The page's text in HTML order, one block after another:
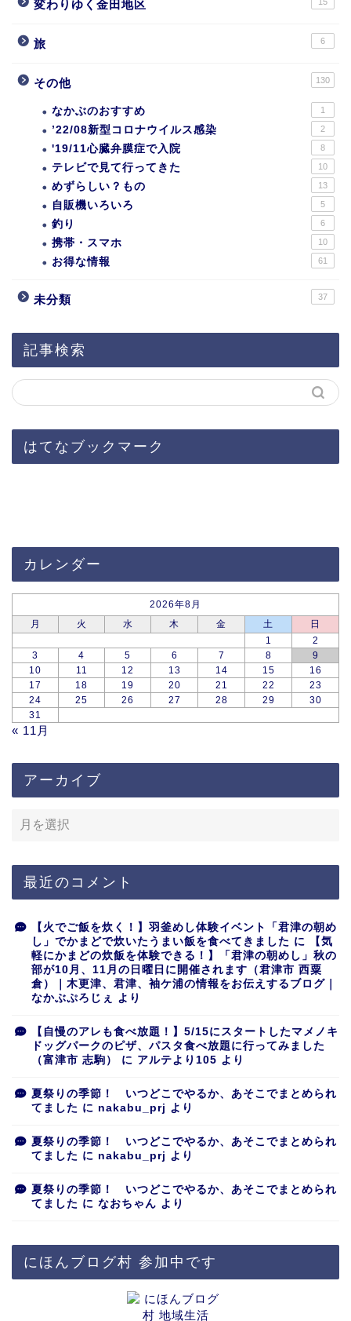
変わりゆく金田地区
旅 6
その他 130
なかぶのおすすめ 1
’22/08新型コロナウイルス感染 2
'19/11心臓弁膜症で入院 8
テレビで見て行ってきた 10
めずらしい？もの 13
自販機いろいろ 5
釣り 6
携帯・スマホ 10
お得な情報 61
未分類 37
記事検索
はてなブックマーク
カレンダー
2026年8月
月
火 水 木 金 土
日
1
2
3
4 5 6 7 8
9
10
11 12 13 14 15
16
17
18 19 20 21 22
23
24
25 26 27 28 29
30
31
« 11月
アーカイブ
最近のコメント
【火でご飯を炊く！】羽釜めし体験イベント「君津の朝め
し」でかまどで炊いたうまい飯を食べてきました に
【気
軽にかまどの炊飯を体験できる！】「君津の朝めし」秋の
部が10月、11月の日曜日に開催されます（君津市 西粟
倉）｜木更津、君津、袖ケ浦の情報をお伝えするブログ｜
なかぶぷろじぇ
より
【自慢のアレも食べ放題！】5/15にスタートしたマメノキ
ドッグパークのピザ、パスタ食べ放題に行ってみました
（富津市 志駒）
に アルテより105 より
夏祭りの季節！ いつどこでやるか、あそこでまとめられ
てました に nakabu_prj より
夏祭りの季節！ いつどこでやるか、あそこでまとめられ
てました に nakabu_prj より
夏祭りの季節！ いつどこでやるか、あそこでまとめられ
てました に なおちゃん より
にほんブログ村 参加中です